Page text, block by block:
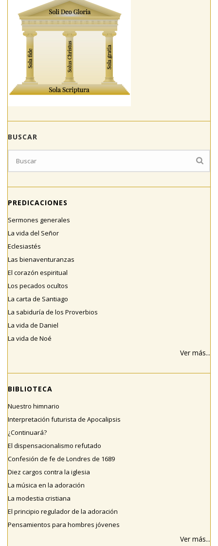
BUSCAR
PREDICACIONES
Sermones generales
La vida del Señor
Eclesiastés
Las bienaventuranzas
El corazón espiritual
Los pecados ocultos
La carta de Santiago
La sabiduría de los Proverbios
La vida de Daniel
La vida de Noé
Ver más...
BIBLIOTECA
Nuestro himnario
Interpretación futurista de Apocalipsis
¿Continuará?
El dispensacionalismo refutado
Confesión de fe de Londres de 1689
Diez cargos contra la iglesia
La música en la adoración
La modestia cristiana
El principio regulador de la adoración
Pensamientos para hombres jóvenes
Ver más...